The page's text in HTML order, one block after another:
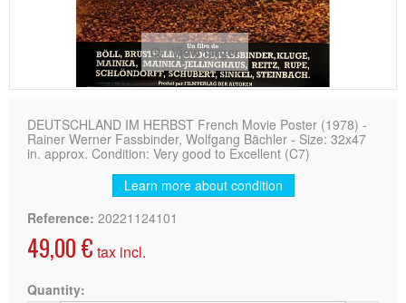
View larger
DEUTSCHLAND IM HERBST French Movie Poster (1978) -
Rainer Werner Fassbinder, Wolfgang Bächler - Size: 32x47
in. approx. Condition: Very good to Excellent (C7)
Learn more about condition
Reference: 20221124101
49,00 € tax incl.
Quantity: